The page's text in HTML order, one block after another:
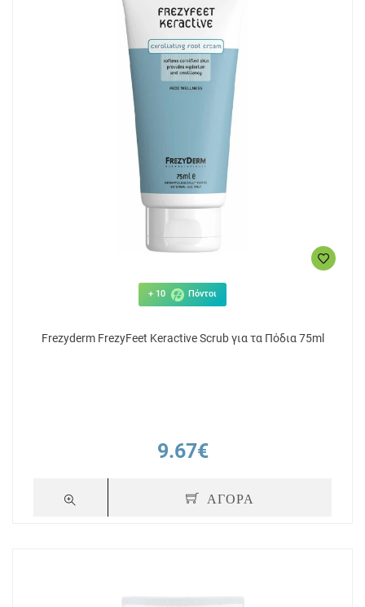
+ 10 Πόντοι
Frezyderm FrezyFeet Keractive Scrub για τα Πόδια 75ml
9.67€
ΑΓΟΡΑ